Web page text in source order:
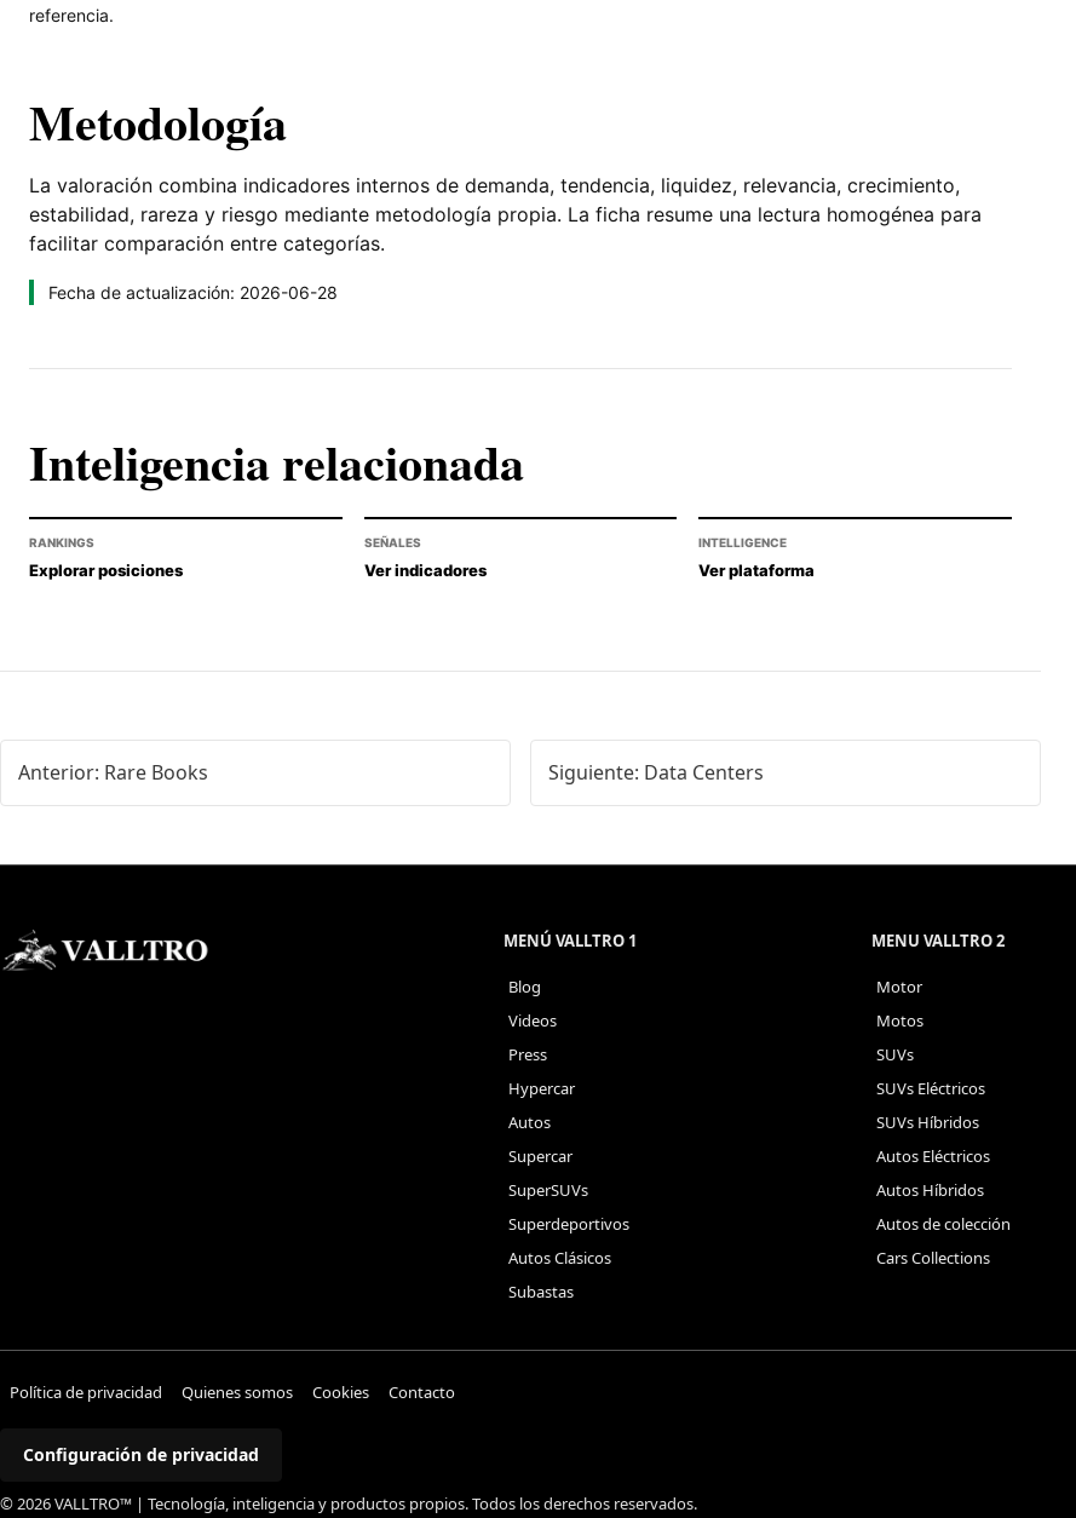
referencia.
Metodología
La valoración combina indicadores internos de demanda, tendencia, liquidez, relevancia, crecimiento,
estabilidad, rareza y riesgo mediante metodología propia. La ficha resume una lectura homogénea para
facilitar comparación entre categorías.
Fecha de actualización: 2026-06-28
Inteligencia relacionada
RANKINGS
Explorar posiciones
SEÑALES
Ver indicadores
INTELLIGENCE
Ver plataforma
Anterior: Rare Books Siguiente: Data Centers
MENÚ VALLTRO 1
Blog
Videos
Press
Hypercar
Autos
Supercar
SuperSUVs
Superdeportivos
Autos Clásicos
Subastas
MENU VALLTRO 2
Motor
Motos
SUVs
SUVs Eléctricos
SUVs Híbridos
Autos Eléctricos
Autos Híbridos
Autos de colección
Cars Collections
Política de privacidad Quienes somos Cookies Contacto
Configuración de privacidad
© 2026 VALLTRO™ | Tecnología, inteligencia y productos propios. Todos los derechos reservados.